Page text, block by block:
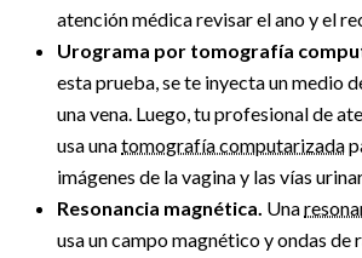
atención médica revisar el ano y el
Urograma por tomografía
esta prueba, se te inyecta un medio
una vena. Luego, tu profesional de
usa unatomografía computarizada
imágenes de la vagina y las vías
Resonancia magnética. Una
usa un campo magnético y ondas de